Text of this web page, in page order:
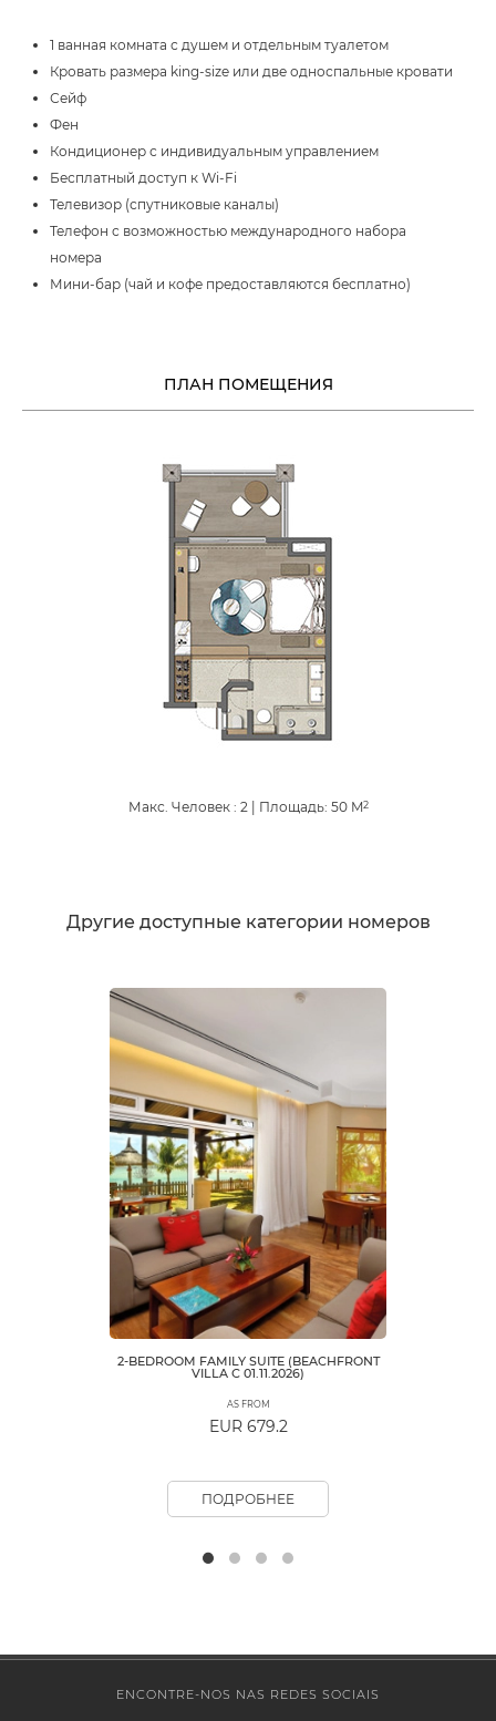
1 ванная комната с душем и отдельным туалетом
Кровать размера king-size или две односпальные кровати
Сейф
Фен
Кондиционер с индивидуальным управлением
Бесплатный доступ к Wi-Fi
Телевизор (спутниковые каналы)
Телефон с возможностью международного набора
номера
Мини-бар (чай и кофе предоставляются бесплатно)
ПЛАН ПОМЕЩЕНИЯ
Макс. Человек : 2 Площадь: 50M2
Другие доступные категории номеров
2-BEDROOM FAMILY SUITE (BEACHFRONT
VILLA С 01.11.2026)
AS FROM
EUR 679.2
ПОДРОБНЕЕ
ENCONTRE-NOS NAS REDES SOCIAIS